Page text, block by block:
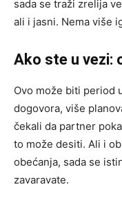
sada se traži zrelija
ali i jasni. Nema više
Ako ste u vezi:
Ovo može biti period
dogovora, više
čekali da partner
to može desiti. Ali i
obećanja, sada se
zavaravate.